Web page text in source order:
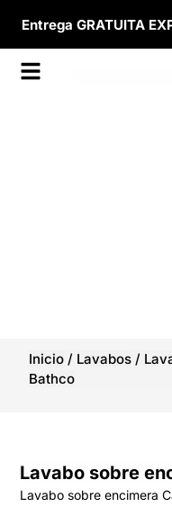
Entrega GRATUITA
Inicio / Lavabos /
Bathco
Lavabo sobre
Lavabo sobre encimera